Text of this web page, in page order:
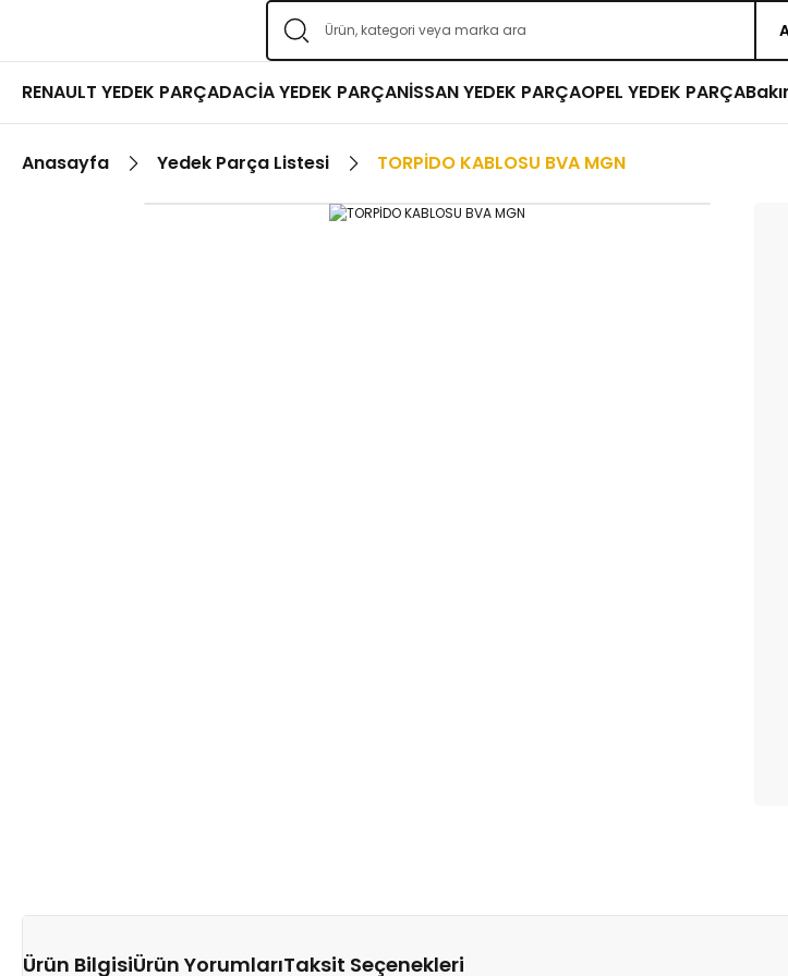
RENAULT YEDEK PARÇADACİA YEDEK PARÇANİSSAN YEDEK PARÇAOPEL YEDEK PARÇA
Anasayfa Yedek Parça Listesi TORPİDO KABLOSU BVA MGN
Ürün BilgisiÜrün YorumlarıTaksit Seçenekleri